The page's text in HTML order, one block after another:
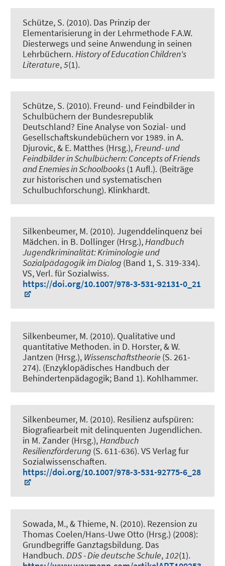
Schütze, S. (2010). Das Prinzip der
Elementarisierung in der Lehrmethode F.A.W.
Diesterwegs und seine Anwendung in seinen
Lehrbüchern.History of Education Children's
Literature,5(1).
Schütze, S. (2010). Freund- und Feindbilder in
Schulbüchern der Bundesrepublik
Deutschland? Eine Analyse von Sozial- und
Gesellschaftskundebüchern vor 1989. in A.
Djurovic, & E. Matthes (Hrsg.),Freund- und
Feindbilder in Schulbüchern: Concepts of Friends
and Enemies in Schoolbooks(1 Aufl.). (Beiträge
zur historischen und systematischen
Schulbuchforschung). Klinkhardt.
Silkenbeumer, M. (2010).Jugenddelinquenz bei
Mädchen. in B. Dollinger (Hrsg.),Handbuch
Jugendkriminalität: Kriminologie und
Sozialpädagogik im Dialog (Band 1, S. 319-334).
VS, Verl. für Sozialwiss.
https://doi.org/10.1007/978-3-531-92131-0_21
Silkenbeumer, M. (2010). Qualitative und
quantitative Methoden. in D. Horster, & W.
Jantzen (Hrsg.), Wissenschaftstheorie (S. 261-
274). (Enzyklopädisches Handbuch der
Behindertenpädagogik; Band 1). Kohlhammer.
Silkenbeumer, M. (2010). Resilienz aufspüren:
Biografiearbeit mit delinquenten Jugendlichen.
in M. Zander (Hrsg.),Handbuch
Resilienzförderung (S. 611-636). VS Verlag fur
Sozialwissenschaften.
https://doi.org/10.1007/978-3-531-92775-6_28
Sowada, M., & Thieme, N. (2010). Rezension zu
Thomas Coelen/Hans-Uwe Otto (Hrsg.) (2008):
Grundbegriffe Ganztagsbildung. Das
Handbuch.DDS - Die deutsche Schule,102(1).